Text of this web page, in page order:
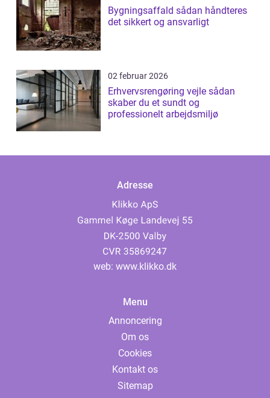
Bygningsaffald sådan håndteres
det sikkert og ansvarligt
02 februar 2026
Erhvervsrengøring vejle sådan
skaber du et sundt og
professionelt arbejdsmiljø
Adresse
web: www.klikko.dk
Menu
Annoncering
Om os
Cookies
Kontakt os
Sitemap